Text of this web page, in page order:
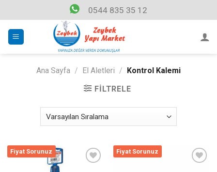
to
content
0544 835 35 12
Ana Sayfa / El Aletleri /
Kontrol Kalemi
FILTRELE
Fiyat Sorunuz Fiyat Sorunuz